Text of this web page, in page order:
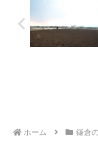
ホーム 鎌倉